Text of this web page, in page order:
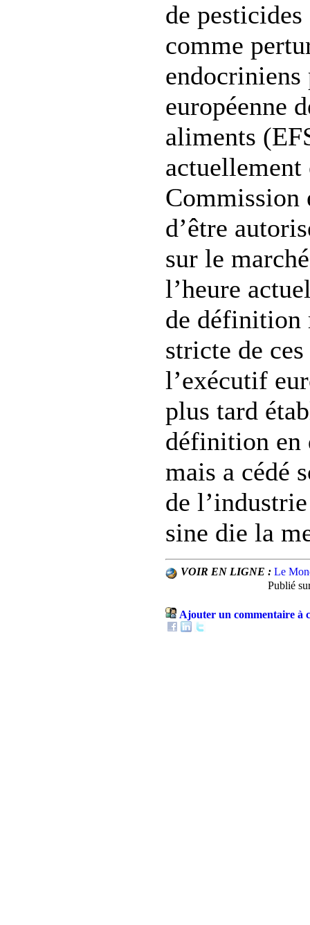
de
comme
européenne
aliments
actuellement
Commission
d’être
sur le
l’heure
de définition
stricte de
l’exécutif
plus tard
définition en
mais a cédé
de
sine die la
VOIR EN LIGNE : Le
Publié
Ajouter un commentaire à